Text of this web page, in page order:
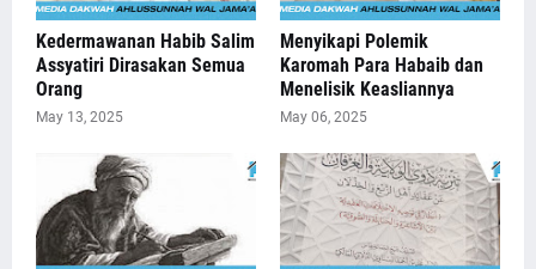
Kedermawanan Habib Salim
Assyatiri Dirasakan Semua
Orang
May 13, 2025
Menyikapi Polemik
Karomah Para Habaib dan
Menelisik Keasliannya
May 06, 2025